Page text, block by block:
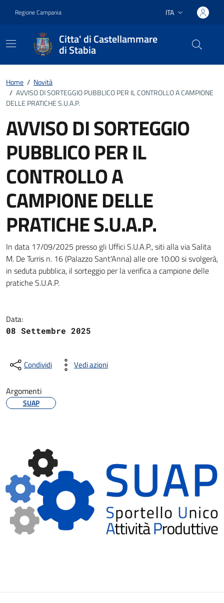
Regione Campania Lingua attiva:
ITA
Citta' di Castellammare
di Stabia
Home / Novità
/ AVVISO DI SORTEGGIO PUBBLICO PER IL CONTROLLO A CAMPIONE
DELLE PRATICHE S.U.A.P.
AVVISO DI SORTEGGIO
PUBBLICO PER IL
CONTROLLO A
CAMPIONE DELLE
PRATICHE S.U.A.P.
Dettagli della notizia
In data 17/09/2025 presso gli Uffici S.U.A.P., siti alla via Salita
M. De Turris n. 16 (Palazzo Sant'Anna) alle ore 10:00 si svolgerà,
in seduta pubblica, il sorteggio per la verifica a campione delle
pratiche S.U.A.P.
Data:
08 Settembre 2025
Condividi Vedi azioni
Argomenti
SUAP